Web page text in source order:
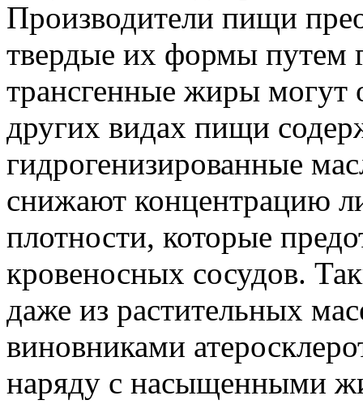
Производители пищи
твердые их формы путем
трансгенные жиры могут
других видах пищи
гидрогенизированные
снижают концентрацию
плотности, которые
кровеносных сосудов.
даже из растительных
виновниками
наряду с насыщенными